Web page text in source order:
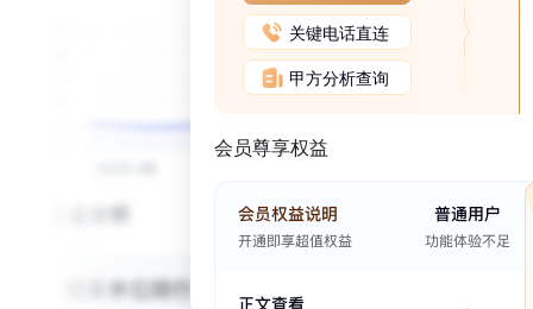
关键电话直连
甲方分析查询
会员尊享权益